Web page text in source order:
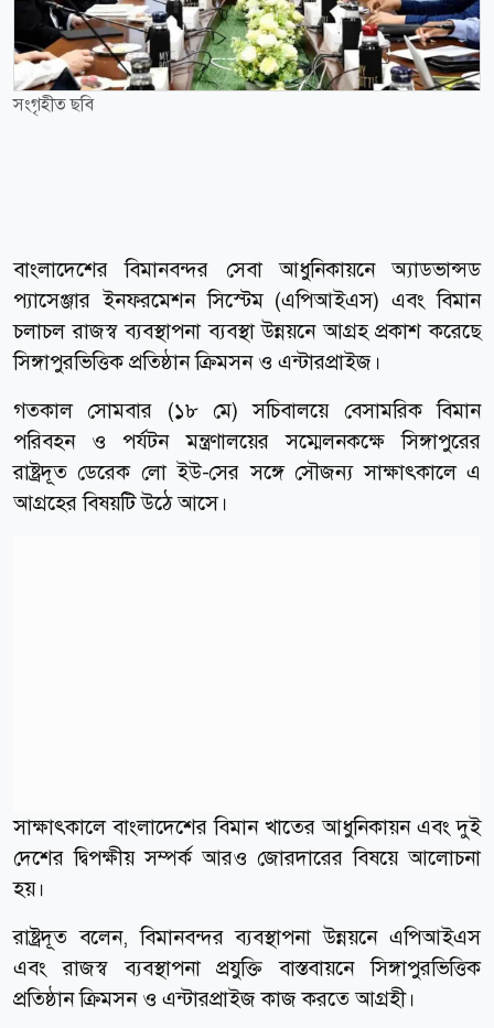
সংগৃহীত ছবি
বাংলাদেশের বিমানবন্দর সেবা আধুনিকায়নে অ্যাডভান্সড
প্যাসেঞ্জার ইনফরমেশন সিস্টেম (এপিআইএস) এবং বিমান
চলাচল রাজস্ব ব্যবস্থাপনা ব্যবস্থা উন্নয়নে আগ্রহ প্রকাশ করেছে
সিঙ্গাপুরভিত্তিক প্রতিষ্ঠান ক্রিমসন ও এন্টারপ্রাইজ।
গতকাল সোমবার (১৮ মে) সচিবালয়ে বেসামরিক বিমান
পরিবহন ও পর্যটন মন্ত্রণালয়ের সম্মেলনকক্ষে সিঙ্গাপুরের
রাষ্ট্রদূত ডেরেক লো ইউ-সের সঙ্গে সৌজন্য সাক্ষাৎকালে এ
আগ্রহের বিষয়টি উঠে আসে।
সাক্ষাৎকালে বাংলাদেশের বিমান খাতের আধুনিকায়ন এবং দুই
দেশের দ্বিপক্ষীয় সম্পর্ক আরও জোরদারের বিষয়ে আলোচনা
হয়।
রাষ্ট্রদূত বলেন, বিমানবন্দর ব্যবস্থাপনা উন্নয়নে এপিআইএস
এবং রাজস্ব ব্যবস্থাপনা প্রযুক্তি বাস্তবায়নে সিঙ্গাপুরভিত্তিক
প্রতিষ্ঠান ক্রিমসন ও এন্টারপ্রাইজ কাজ করতে আগ্রহী।